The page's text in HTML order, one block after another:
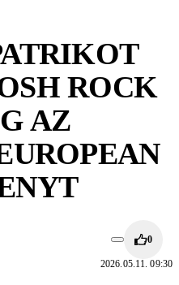
ROCK
AZ
0
2026.05.11. 09:30